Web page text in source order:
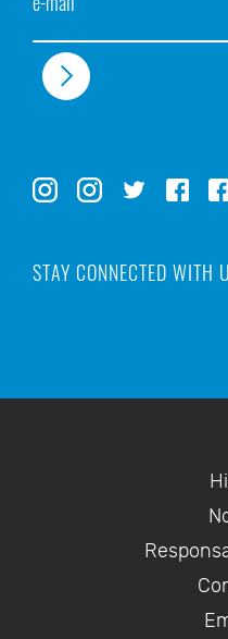
Email
STAY CONNECTED WITH